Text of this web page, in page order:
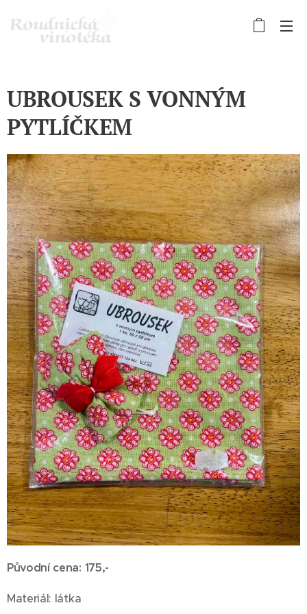
UBROUSEK S VONNÝM
PYTLÍČKEM
Původní cena: 175,-
Materiál: látka